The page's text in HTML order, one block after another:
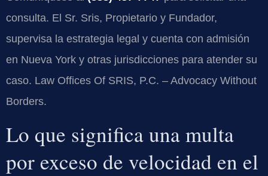
consulta. El Sr. Sris, Propietario y Fundador,
supervisa la estrategia legal y cuenta con admisión
en Nueva York y otras jurisdicciones para atender su
caso. Law Offices Of SRIS, P.C. – Advocacy Without
Borders.
Lo que significa una multa
por exceso de velocidad en el